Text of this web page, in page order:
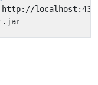
http://